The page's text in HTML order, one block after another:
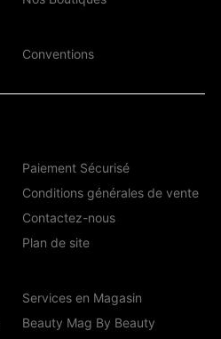
Conventions
Paiement Sécurisé
Conditions générales de vente
Contactez-nous
Plan de site
Services en Magasin
Beauty Mag By Beauty